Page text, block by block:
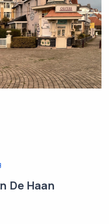
De Haan